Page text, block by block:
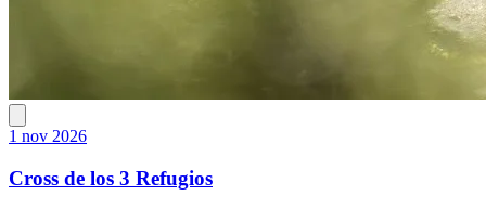
1 nov 2026
Cross de los 3 Refugios